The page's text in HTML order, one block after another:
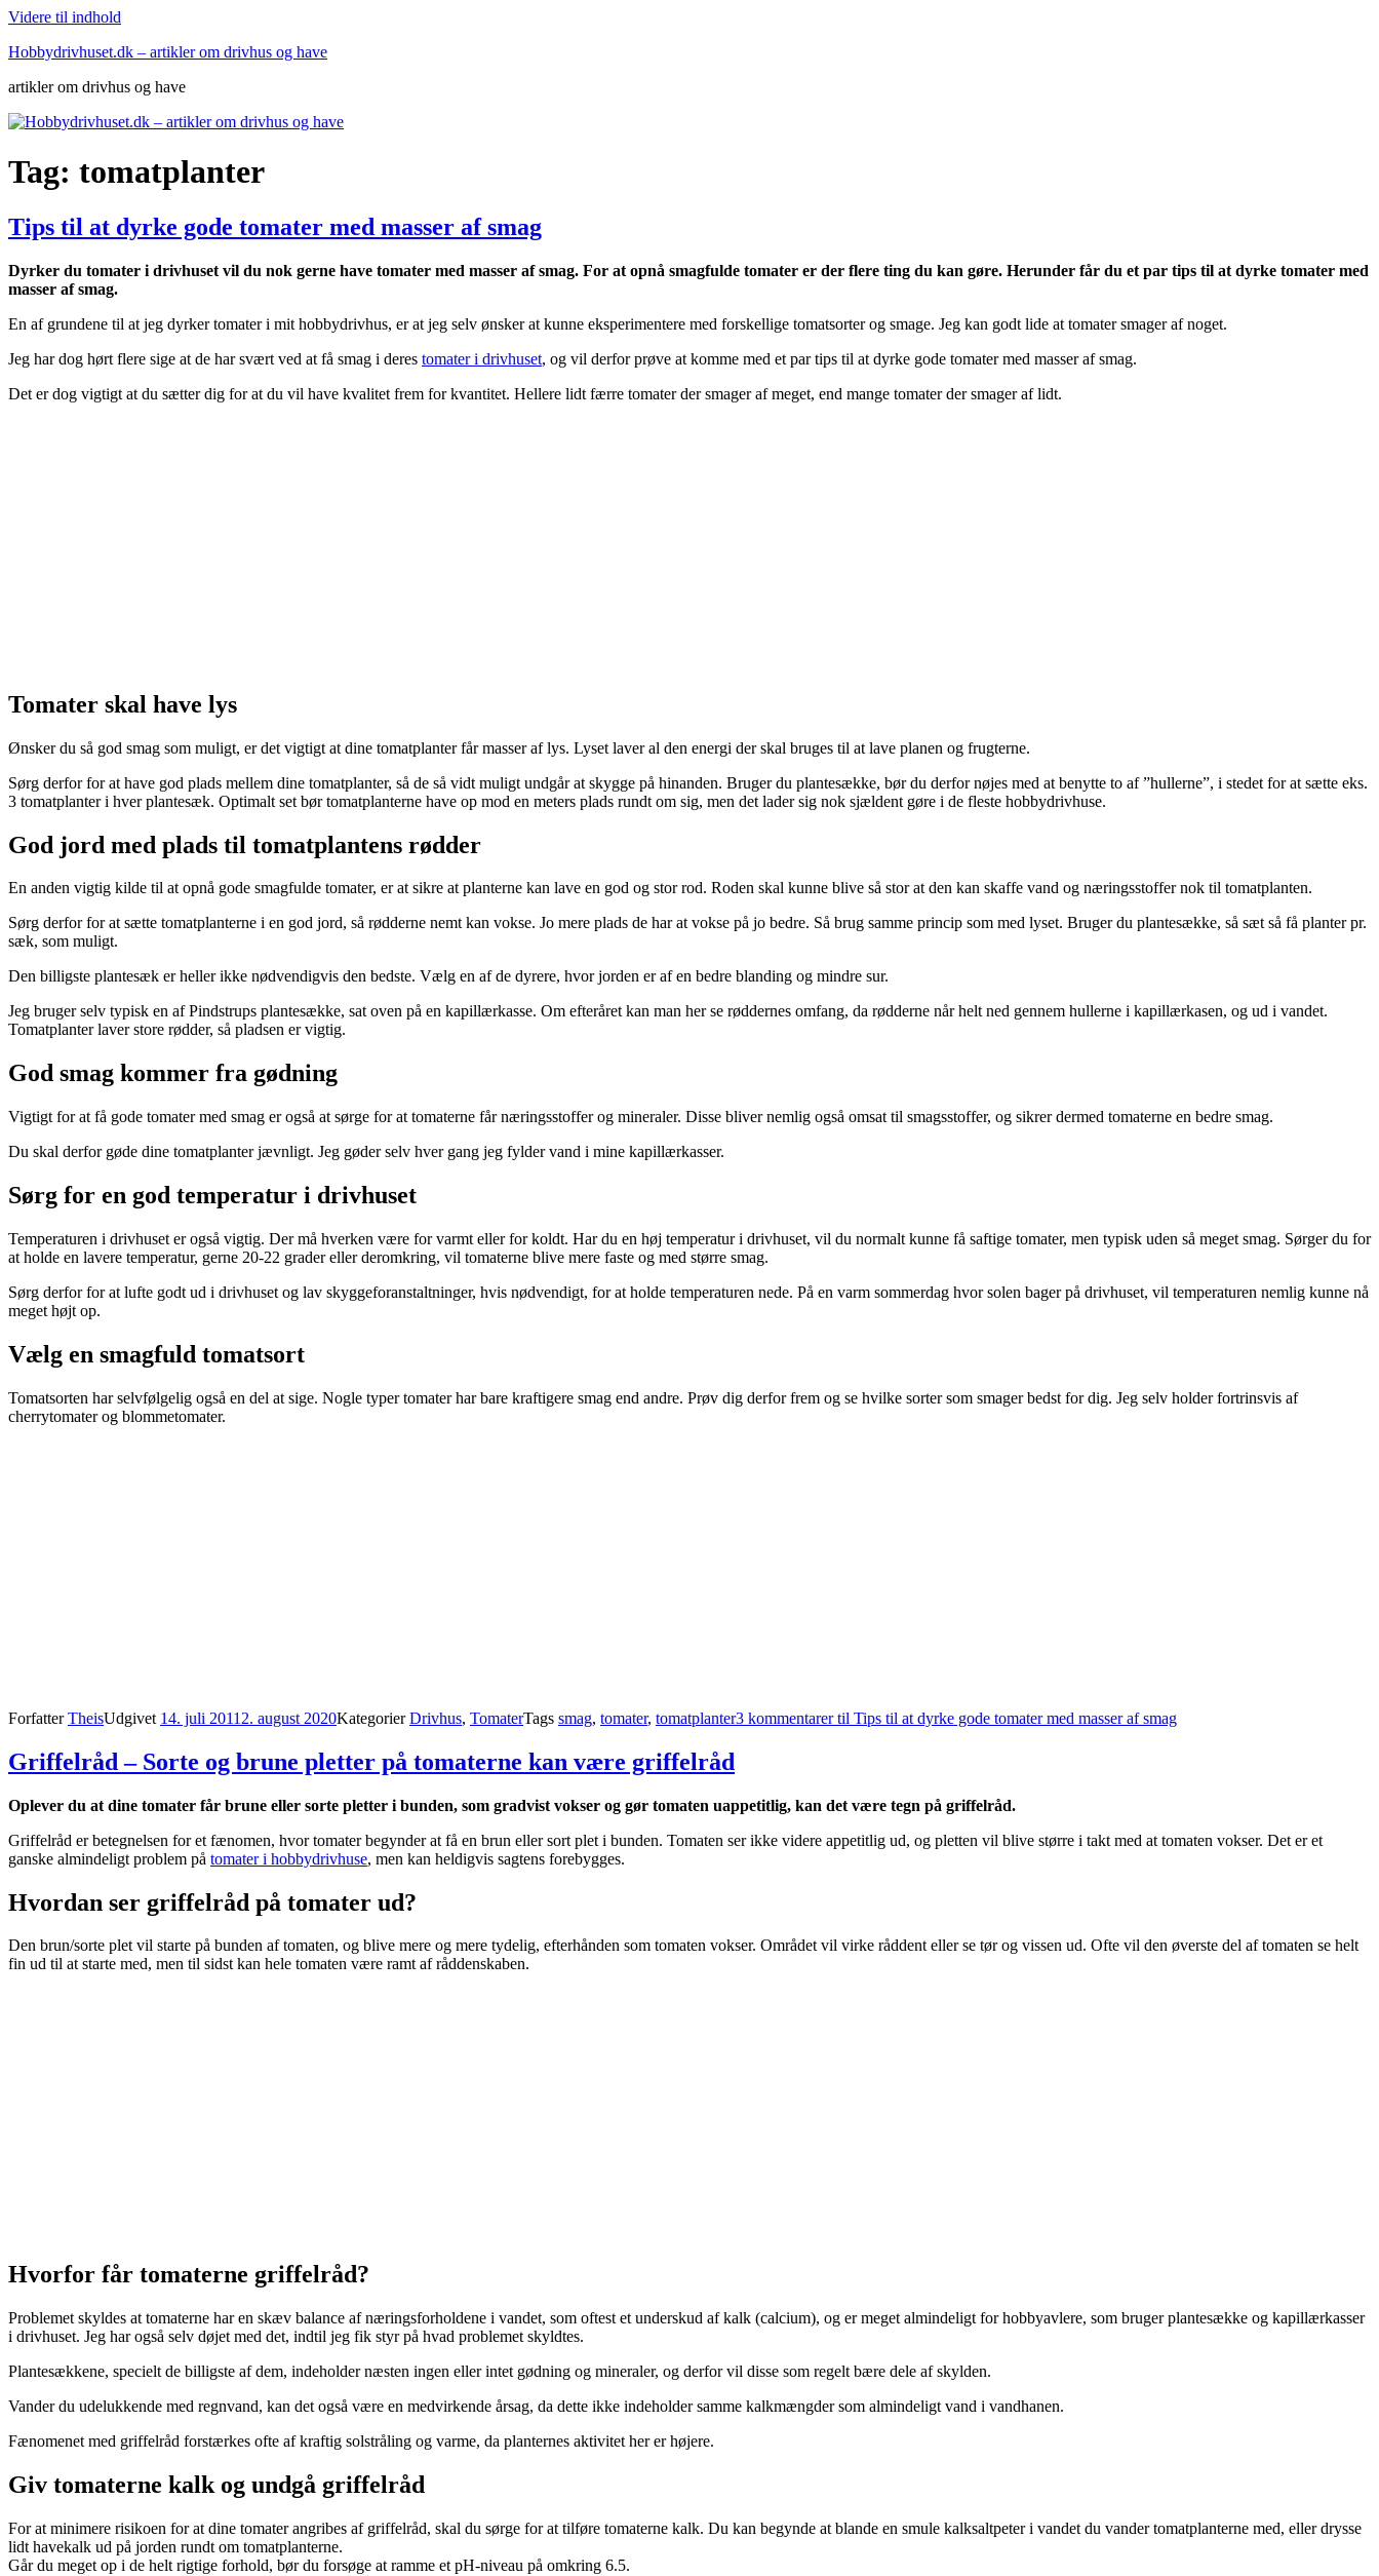
Videre til indhold
Hobbydrivhuset.dk – artikler om drivhus og have
artikler om drivhus og have
Tag: tomatplanter
Tips til at dyrke gode tomater med masser af smag
Dyrker du tomater i drivhuset vil du nok gerne have tomater med masser af smag. For at opnå smagfulde tomater er der flere ting du kan gøre. Herunder får du et par tips til at dyrke tomater med
masser af smag.
En af grundene til at jeg dyrker tomater i mit hobbydrivhus, er at jeg selv ønsker at kunne eksperimentere med forskellige tomatsorter og smage. Jeg kan godt lide at tomater smager af noget.
Jeg har dog hørt flere sige at de har svært ved at få smag i deres tomater i drivhuset, og vil derfor prøve at komme med et par tips til at dyrke gode tomater med masser af smag.
Det er dog vigtigt at du sætter dig for at du vil have kvalitet frem for kvantitet. Hellere lidt færre tomater der smager af meget, end mange tomater der smager af lidt.
Tomater skal have lys
Ønsker du så god smag som muligt, er det vigtigt at dine tomatplanter får masser af lys. Lyset laver al den energi der skal bruges til at lave planen og frugterne.
Sørg derfor for at have god plads mellem dine tomatplanter, så de så vidt muligt undgår at skygge på hinanden. Bruger du plantesække, bør du derfor nøjes med at benytte to af ”hullerne”, i stedet for at sætte eks.
3 tomatplanter i hver plantesæk. Optimalt set bør tomatplanterne have op mod en meters plads rundt om sig, men det lader sig nok sjældent gøre i de fleste hobbydrivhuse.
God jord med plads til tomatplantens rødder
En anden vigtig kilde til at opnå gode smagfulde tomater, er at sikre at planterne kan lave en god og stor rod. Roden skal kunne blive så stor at den kan skaffe vand og næringsstoffer nok til tomatplanten.
Sørg derfor for at sætte tomatplanterne i en god jord, så rødderne nemt kan vokse. Jo mere plads de har at vokse på jo bedre. Så brug samme princip som med lyset. Bruger du plantesække, så sæt så få planter pr.
sæk, som muligt.
Den billigste plantesæk er heller ikke nødvendigvis den bedste. Vælg en af de dyrere, hvor jorden er af en bedre blanding og mindre sur.
Jeg bruger selv typisk en af Pindstrups plantesække, sat oven på en kapillærkasse. Om efteråret kan man her se røddernes omfang, da rødderne når helt ned gennem hullerne i kapillærkasen, og ud i vandet.
Tomatplanter laver store rødder, så pladsen er vigtig.
God smag kommer fra gødning
Vigtigt for at få gode tomater med smag er også at sørge for at tomaterne får næringsstoffer og mineraler. Disse bliver nemlig også omsat til smagsstoffer, og sikrer dermed tomaterne en bedre smag.
Du skal derfor gøde dine tomatplanter jævnligt. Jeg gøder selv hver gang jeg fylder vand i mine kapillærkasser.
Sørg for en god temperatur i drivhuset
Temperaturen i drivhuset er også vigtig. Der må hverken være for varmt eller for koldt. Har du en høj temperatur i drivhuset, vil du normalt kunne få saftige tomater, men typisk uden så meget smag. Sørger du for
at holde en lavere temperatur, gerne 20-22 grader eller deromkring, vil tomaterne blive mere faste og med større smag.
Sørg derfor for at lufte godt ud i drivhuset og lav skyggeforanstaltninger, hvis nødvendigt, for at holde temperaturen nede. På en varm sommerdag hvor solen bager på drivhuset, vil temperaturen nemlig kunne nå
meget højt op.
Vælg en smagfuld tomatsort
Tomatsorten har selvfølgelig også en del at sige. Nogle typer tomater har bare kraftigere smag end andre. Prøv dig derfor frem og se hvilke sorter som smager bedst for dig. Jeg selv holder fortrinsvis af
cherrytomater og blommetomater.
ForfatterTheisUdgivet 14. juli 2011 2. august 2020KategorierDrivhus, TomaterTags smag, tomater, tomatplanter3 kommentarertil Tips til at dyrke gode tomater med masser af smag
Griffelråd – Sorte og brune pletter på tomaterne kan være griffelråd
Oplever du at dine tomater får brune eller sorte pletter i bunden, som gradvist vokser og gør tomaten uappetitlig, kan det være tegn på griffelråd.
Griffelråd er betegnelsen for et fænomen, hvor tomater begynder at få en brun eller sort plet i bunden. Tomaten ser ikke videre appetitlig ud, og pletten vil blive større i takt med at tomaten vokser. Det er et
ganske almindeligt problem på tomater i hobbydrivhuse, men kan heldigvis sagtens forebygges.
Hvordan ser griffelråd på tomater ud?
Den brun/sorte plet vil starte på bunden af tomaten, og blive mere og mere tydelig, efterhånden som tomaten vokser. Området vil virke råddent eller se tør og vissen ud. Ofte vil den øverste del af tomaten se helt
fin ud til at starte med, men til sidst kan hele tomaten være ramt af råddenskaben.
Hvorfor får tomaterne griffelråd?
Problemet skyldes at tomaterne har en skæv balance af næringsforholdene i vandet, som oftest et underskud af kalk (calcium), og er meget almindeligt for hobbyavlere, som bruger plantesække og kapillærkasser
i drivhuset. Jeg har også selv døjet med det, indtil jeg fik styr på hvad problemet skyldtes.
Plantesækkene, specielt de billigste af dem, indeholder næsten ingen eller intet gødning og mineraler, og derfor vil disse som regelt bære dele af skylden.
Vander du udelukkende med regnvand, kan det også være en medvirkende årsag, da dette ikke indeholder samme kalkmængder som almindeligt vand i vandhanen.
Fænomenet med griffelråd forstærkes ofte af kraftig solstråling og varme, da planternes aktivitet her er højere.
Giv tomaterne kalk og undgå griffelråd
For at minimere risikoen for at dine tomater angribes af griffelråd, skal du sørge for at tilføre tomaterne kalk. Du kan begynde at blande en smule kalksaltpeter i vandet du vander tomatplanterne med, eller drysse
lidt havekalk ud på jorden rundt om tomatplanterne.
Går du meget op i de helt rigtige forhold, bør du forsøge at ramme et pH-niveau på omkring 6.5.